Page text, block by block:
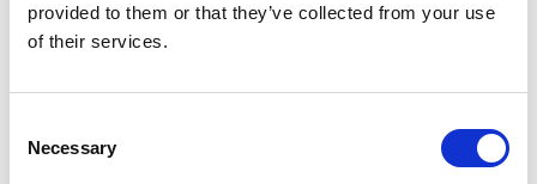
provided to them or that they’ve collected from your use
of their services.
Selection
Necessary